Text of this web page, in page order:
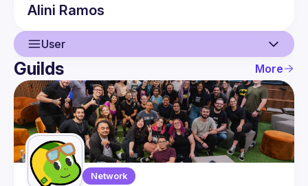
Alini Ramos
User
User
Guilds
Guilds More
Network